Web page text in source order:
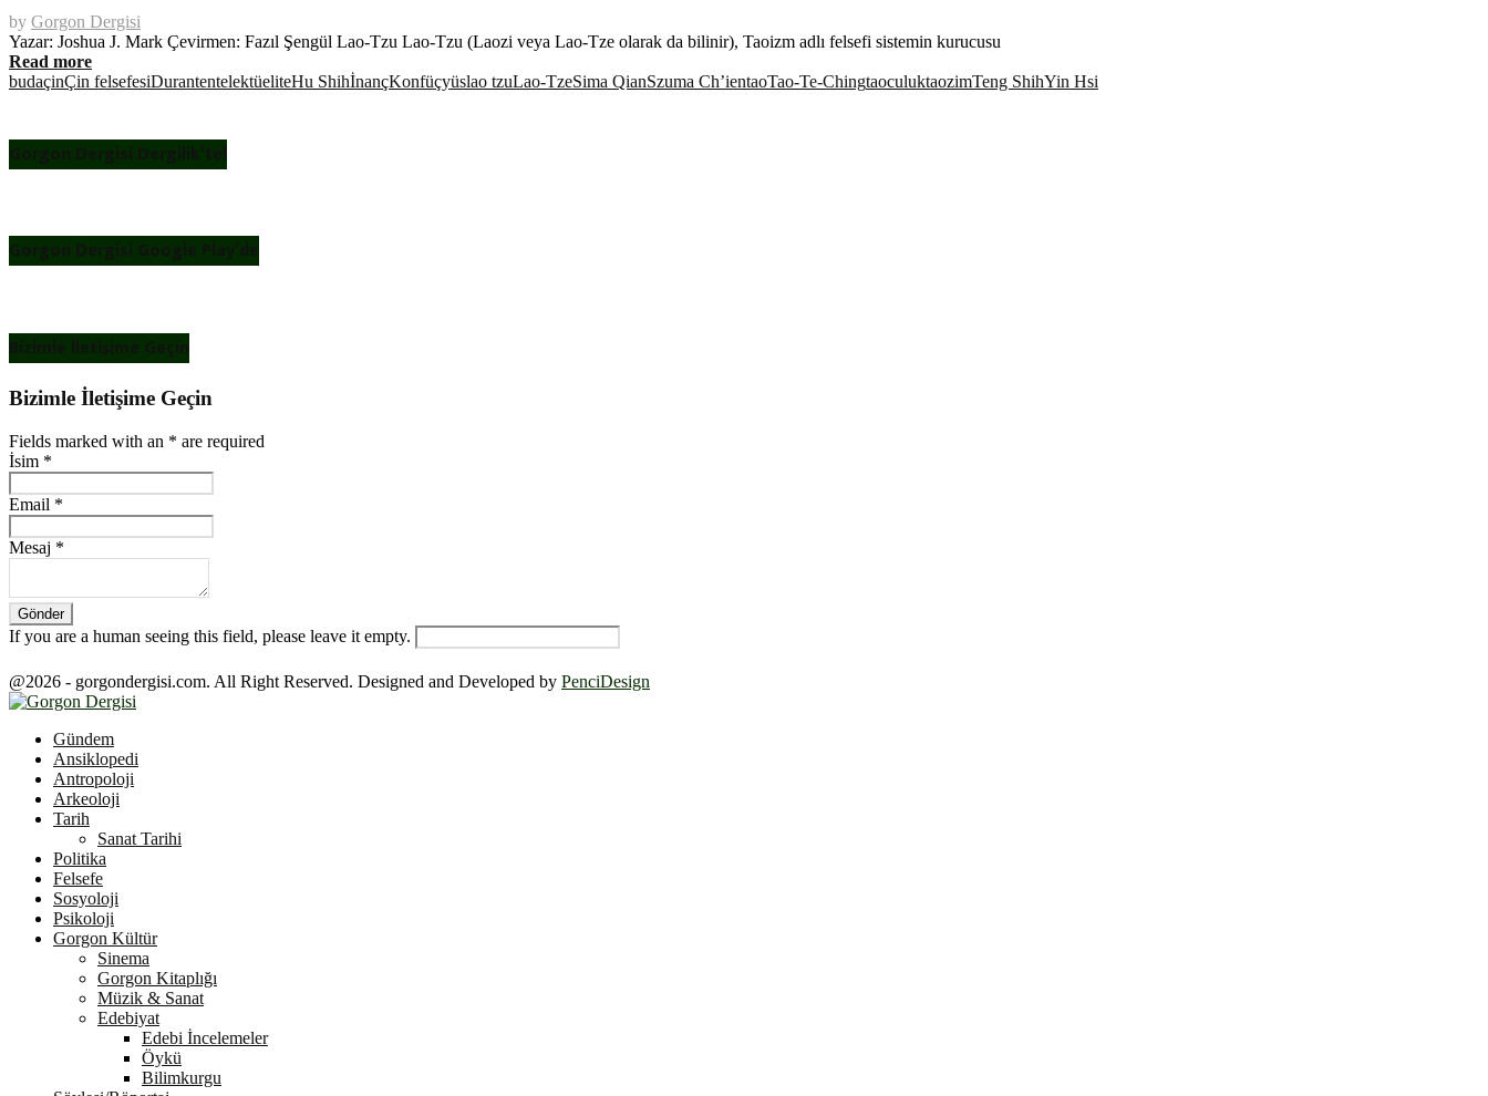
by Gorgon Dergisi
Yazar: Joshua J. Mark Çevirmen: Fazıl Şengül Lao-Tzu Lao-Tzu (Laozi veya Lao-Tze olarak da bilinir), Taoizm adlı felsefi sistemin kurucusu
Read more
budaçinÇin felsefesiDurantentelektüeliteHu ShihİnançKonfüçyüslao tzuLao-TzeSima QianSzuma Ch’ientaoTao-Te-ChingtaoculuktaozimTeng ShihYin Hsi
Gorgon Dergisi Dergilik’te!
Gorgon Dergisi Google Play’de
Bizimle İletişime Geçin
Bizimle İletişime Geçin
Fields marked with an * are required
İsim *
Email *
Mesaj *
If you are a human seeing this field, please leave it empty.
@2026 - gorgondergisi.com. All Right Reserved. Designed and Developed by PenciDesign
Gündem
Ansiklopedi
Antropoloji
Arkeoloji
Tarih
Sanat Tarihi
Politika
Felsefe
Sosyoloji
Psikoloji
Gorgon Kültür
Sinema
Gorgon Kitaplığı
Müzik & Sanat
Edebiyat
Edebi İncelemeler
Öykü
Bilimkurgu